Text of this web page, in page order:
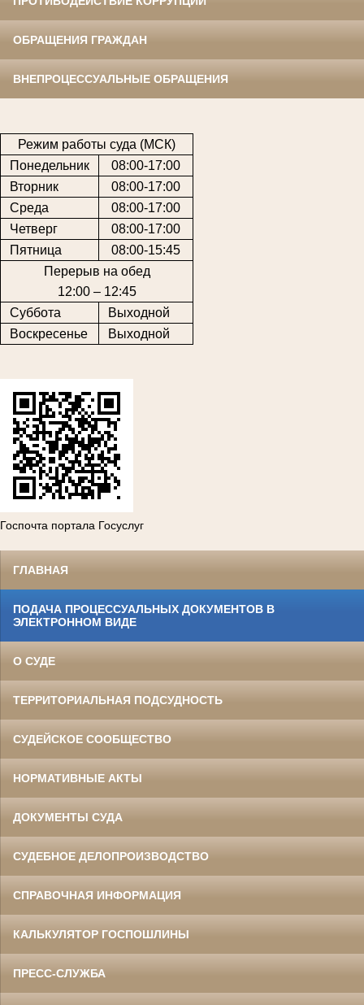
ОБРАЩЕНИЯ ГРАЖДАН
ВНЕПРОЦЕССУАЛЬНЫЕ ОБРАЩЕНИЯ
Режим работы суда (МСК)
Понедельник
08:00-17:00
Вторник
08:00-17:00
Среда
08:00-17:00
Четверг
08:00-17:00
Пятница
08:00-15:45
Перерыв на обед
12:00 – 12:45
Суббота
Выходной
Воскресенье
Выходной
Госпочта портала Госуслуг
ГЛАВНАЯ
ПОДАЧА ПРОЦЕССУАЛЬНЫХ ДОКУМЕНТОВ В
ЭЛЕКТРОННОМ ВИДЕ
О СУДЕ
ТЕРРИТОРИАЛЬНАЯ ПОДСУДНОСТЬ
СУДЕЙСКОЕ СООБЩЕСТВО
НОРМАТИВНЫЕ АКТЫ
ДОКУМЕНТЫ СУДА
СУДЕБНОЕ ДЕЛОПРОИЗВОДСТВО
СПРАВОЧНАЯ ИНФОРМАЦИЯ
КАЛЬКУЛЯТОР ГОСПОШЛИНЫ
ПРЕСС-СЛУЖБА